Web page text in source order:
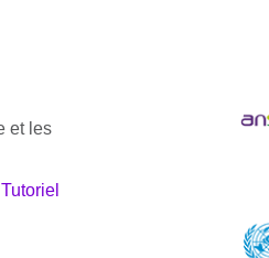
et les
Tutoriel